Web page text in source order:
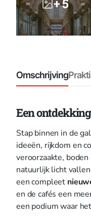
+ 5
Omschrijving
Een
Stap binnen in de
ideeën, rijkdom en
veroorzaakte, boden
natuurlijk licht
een compleet
en de cafés een
een podium waar